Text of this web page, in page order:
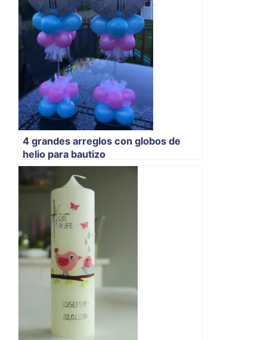
4 grandes arreglos con globos de
helio para bautizo